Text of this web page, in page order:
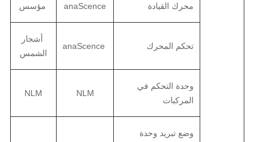
محرك القيادة anaScence مؤسس
تحكم المحرك
أشجار
الشمس
وحدة التحكم في
المركبات
NLM
NLM
وضع تبريد وحدة